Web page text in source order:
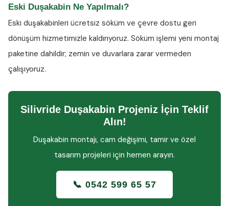
Eski Duşakabin Ne Yapılmalı?
Eski duşakabinleri ücretsiz söküm ve çevre dostu geri
dönüşüm hizmetimizle kaldırıyoruz. Söküm işlemi yeni montaj
paketine dahildir; zemin ve duvarlara zarar vermeden
çalışıyoruz.
Silivride Duşakabin Projeniz İçin Teklif
Alın!
Duşakabin montajı, cam değişimi, tamir ve özel
tasarım projeleri için hemen arayın.
📞 0542 599 65 57